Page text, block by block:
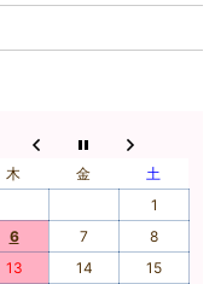
木 金
土
1
6 7
8
13 14
15